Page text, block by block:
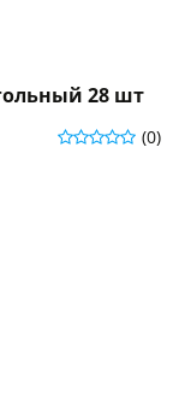
28 шт
(0)